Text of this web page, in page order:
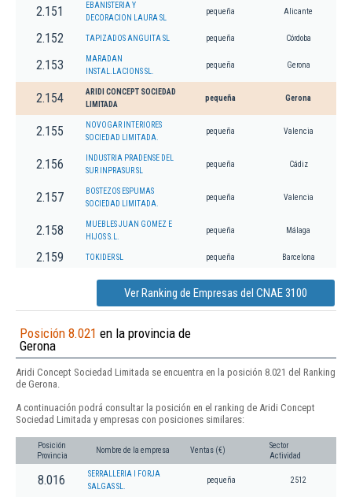
2.151
EBANISTERIA Y
DECORACION LAURA SL
pequeña Alicante
2.152 TAPIZADOS ANGUITA SL pequeña Córdoba
2.153
MARADAN
INSTAL.LACIONS SL.
pequeña Gerona
2.154
ARIDI CONCEPT SOCIEDAD
LIMITADA
pequeña Gerona
2.155
NOVOGAR INTERIORES
SOCIEDAD LIMITADA.
pequeña Valencia
2.156
INDUSTRIA PRADENSE DEL
SUR INPRASUR SL
pequeña Cádiz
2.157
BOSTEZOS ESPUMAS
SOCIEDAD LIMITADA.
pequeña Valencia
2.158
MUEBLES JUAN GOMEZ E
HIJOS S.L.
pequeña Málaga
2.159 TOKIDER SL pequeña Barcelona
Ver Ranking de Empresas del CNAE 3100
Posición 8.021 en la provincia de
Gerona
Aridi Concept Sociedad Limitada se encuentra en la posición 8.021 del Ranking
de Gerona.
A continuación podrá consultar la posición en el ranking de Aridi Concept
Sociedad Limitada y empresas con posiciones similares:
Posición
Provincia
Nombre de la empresa Ventas (€)
Sector
Actividad
8.016
SERRALLERIA I FORJA
SALGAS SL.
pequeña 2512